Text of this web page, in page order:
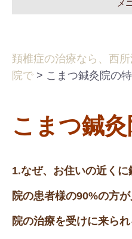
メ
頚椎症の治療なら、西
院で > こまつ鍼灸院の
こまつ鍼
1.なぜ、お住いの近く
院の患者様の90%の方
院の治療を受けに来ら